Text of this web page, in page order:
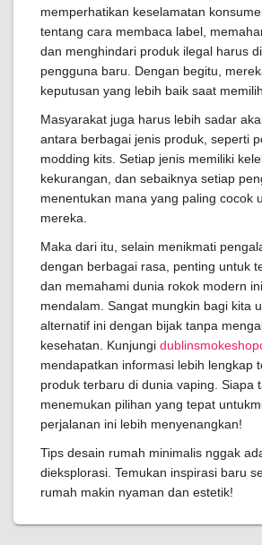
memperhatikan keselamatan
tentang cara membaca label,
dan menghindari produk ilegal harus
pengguna baru. Dengan begitu,
keputusan yang lebih baik saat memilih.
Masyarakat juga harus lebih sadar
antara berbagai jenis produk, seperti
modding kits. Setiap jenis memiliki
kekurangan, dan sebaiknya setiap
menentukan mana yang paling cocok
mereka.
Maka dari itu, selain menikmati
dengan berbagai rasa, penting untuk
dan memahami dunia rokok modern
mendalam. Sangat mungkin bagi kita
alternatif ini dengan bijak tanpa
kesehatan. Kunjungi
mendapatkan informasi lebih lengkap
produk terbaru di dunia vaping. Siapa
menemukan pilihan yang tepat
perjalanan ini lebih menyenangkan!
Tips desain rumah minimalis nggak
dieksplorasi. Temukan inspirasi baru
rumah makin nyaman dan estetik!